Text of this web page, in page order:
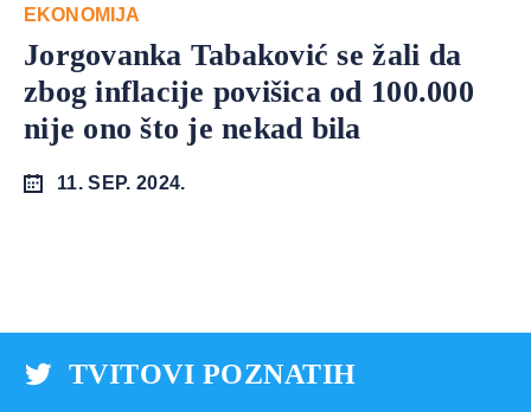
EKONOMIJA
Jorgovanka Tabaković se žali da
zbog inflacije povišica od 100.000
nije ono što je nekad bila
11. SEP. 2024.
TVITOVI POZNATIH